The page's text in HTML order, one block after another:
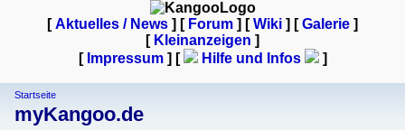
[Aktuelles / News ] [ Forum ] [Wiki ] [Galerie ]
[ Kleinanzeigen ]
[ Impressum] [ Hilfe und Infos ]
Startseite
myKangoo.de